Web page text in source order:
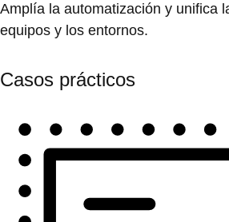
Amplía la automatización y unifica
equipos y los entornos.
Casos prácticos